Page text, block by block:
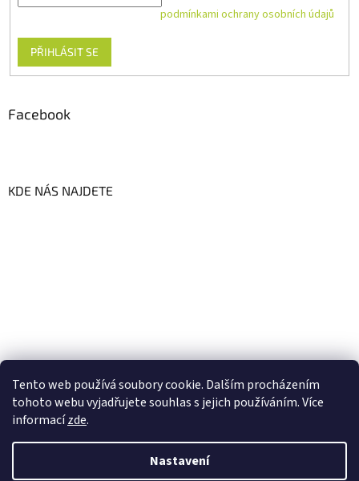
Tento web používá soubory cookie. Dalším procházením
tohoto webu vyjadřujete souhlas s jejich používáním. Více
informacízde.
Nastavení
podmínkami ochrany osobních údajů
PŘIHLÁSIT SE
Facebook
KDE NÁS NAJDETE